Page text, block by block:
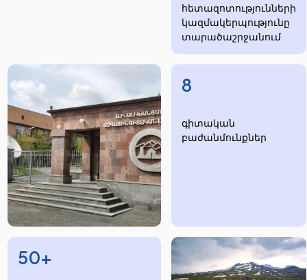
հետազոտությունների
​​​​կազմակերպությունը
տարածաշրջանում
8
​​​գիտական
բաժանմունքներ
50+